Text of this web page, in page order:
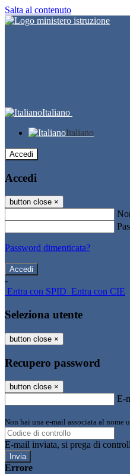
Salta al contenuto
Italiano
Italiano
Accedi
Accedi
button close ×
Password dimenticata?
-
Entra con SPID Entra con CIE
Seleziona utente
button close ×
Recupero password
button close ×
E-
Non hai una e-mail associata al nome
E-mail inviata, si prega di
Errore